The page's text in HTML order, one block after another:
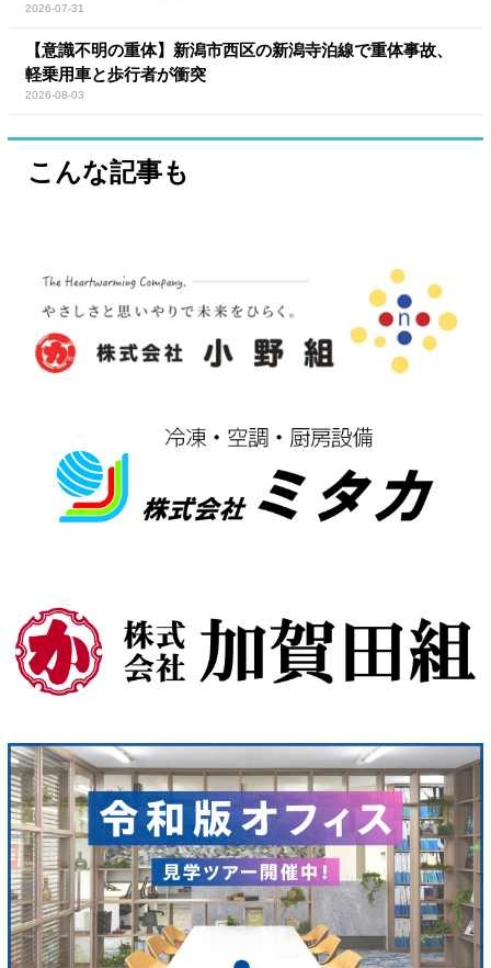
2026-07-31
【意識不明の重体】新潟市西区の新潟寺泊線で重体事故、
軽乗用車と歩行者が衝突
2026-08-03
こんな記事も